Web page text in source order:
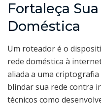
Fortaleça
Doméstica
Um roteador é o
rede doméstica à
aliada a uma
blindar sua rede contra
técnicos como